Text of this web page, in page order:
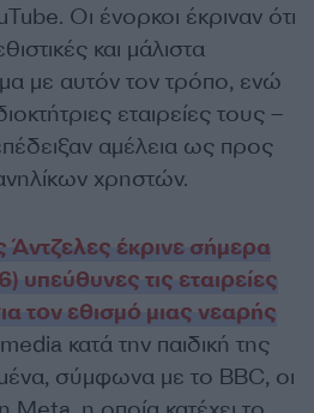
Οι ένορκοι έκριναν ότι
και μάλιστα
με αυτόν τον τρόπο, ενώ
εταιρείες τους –
αμέλεια ως προς
χρηστών.
Άντζελες έκρινε σήμερα
υπεύθυνες τις εταιρείες
τον εθισμό μιας νεαρής
κατά την παιδική της
σύμφωνα με το BBC, οι